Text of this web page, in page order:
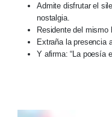
Admite disfrutar el
nostalgia.
Residente del mismo
Extraña la presencia
Y afirma: “La poesía